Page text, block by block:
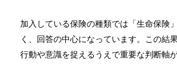
加入している保険の種類では「生命保険
く、回答の中心になっています。この結
行動や意識を捉えるうえで重要な判断軸